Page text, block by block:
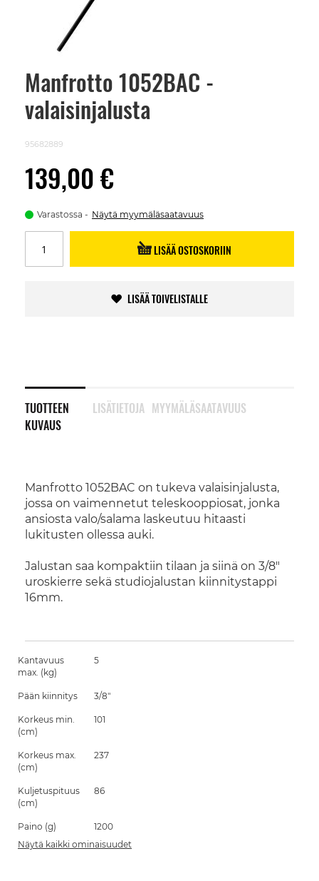
Manfrotto 1052BAC -
valaisinjalusta
95682889
139,00 €
Varastossa Näytä myymäläsaatavuus
LISÄÄ OSTOSKORIIN
LISÄÄ TOIVELISTALLE
TUOTTEEN
KUVAUS
Manfrotto 1052BAC on tukeva valaisinjalusta,
jossa on vaimennetut teleskooppiosat, jonka
ansiosta valo/salama laskeutuu hitaasti
lukitusten ollessa auki.
Jalustan saa kompaktiin tilaan ja siinä on 3/8"
uroskierre sekä studiojalustan kiinnitystappi
16mm.
LISÄTIETOJA MYYMÄLÄSAATAVUUS
Skip
beginning
images
Kantavuus
max. (kg)
5
Pään kiinnitys 3/8"
Korkeus min.
(cm)
101
Korkeus max.
(cm)
237
Kuljetuspituus
(cm)
86
Paino (g)
1200
Näytä kaikki ominaisuudet